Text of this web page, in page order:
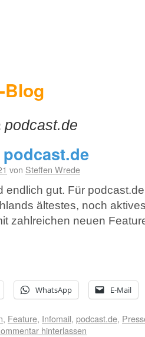
Blog
podcast.de
von Steffen Wrede
endlich gut. Für
ältestes, noch
zahlreichen neuen
WhatsApp E-Mail
, Feature, Infomail, podcast.de,
hinterlassen